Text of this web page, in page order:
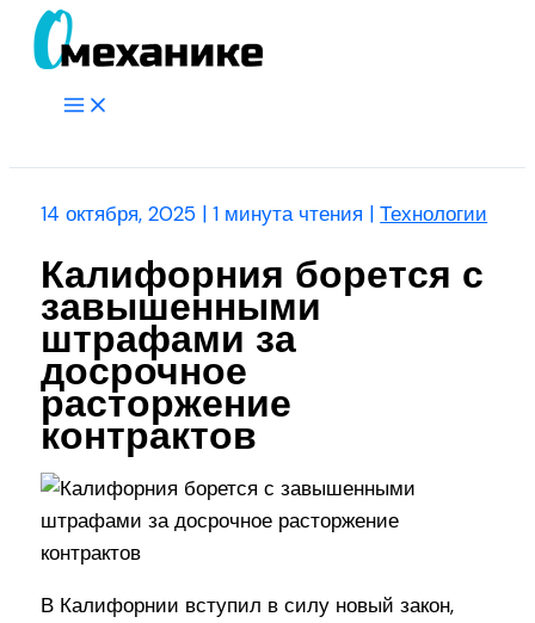
Перейти
Main
14 октября, 2025 |1 минута чтения |Технологии
Калифорния борется с
завышенными
штрафами за
досрочное
расторжение
контрактов
В Калифорнии вступил в силу новый закон,